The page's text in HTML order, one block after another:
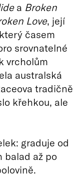
a Broken
Love, její
časem
srovnatelné
vrcholům
australská
tradičně
křehkou, ale
graduje od
až po